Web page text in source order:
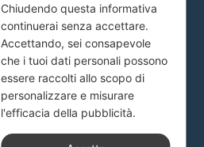
Chiudendo questa informativa
continuerai senza accettare.
Accettando, sei consapevole
che i tuoi dati personali possono
essere raccolti allo scopo di
personalizzare e misurare
l'efficacia della pubblicità.